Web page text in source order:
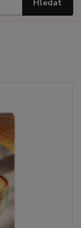
Hledat